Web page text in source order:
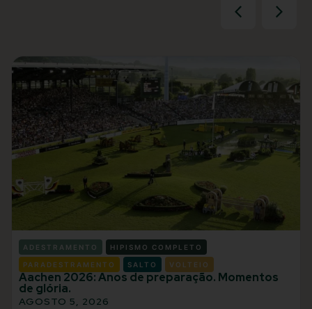
ADESTRAMENTO HIPISMO COMPLETO
PARADESTRAMENTO SALTO VOLTEIO
Aachen 2026: Anos de preparação. Momentos
de glória.
AGOSTO 5, 2026